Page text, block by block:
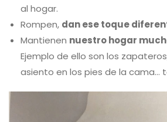
al hogar.
Rompen, dan ese toque
Mantienen nuestro hogar
Ejemplo de ello son los
asiento en los pies de la cama…